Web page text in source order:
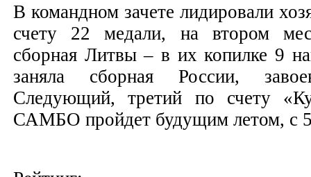
В командном зачете лидировали
счету 22 медали, на втором
сборная Литвы – в их копилке 9
заняла сборная России,
Следующий, третий по счету
САМБО пройдет будущим летом, с